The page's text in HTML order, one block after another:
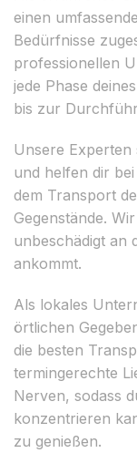
einen
Bedürfnisse
professionellen
jede Phase
bis zur
Unsere Experten
und helfen dir
dem Transport
Gegenstände.
unbeschädigt an
ankommt.
Als lokales
örtlichen
die besten
termingerechte
Nerven, sodass
konzentrieren
zu genießen.